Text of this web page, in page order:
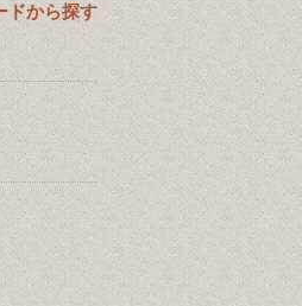
ドから探す